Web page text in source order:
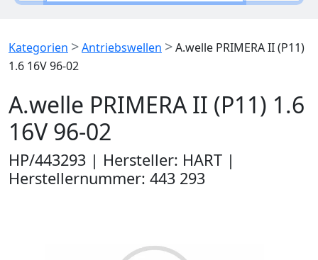
Kategorien >Antriebswellen >A.welle PRIMERA II (P11)
1.6 16V 96-02
A.welle PRIMERA II (P11) 1.6
16V 96-02
HP/443293 | Hersteller: HART |
Herstellernummer: 443 293